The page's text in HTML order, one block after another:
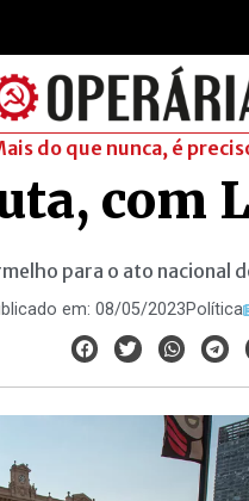
do que nunca, é
com
para o ato nacional
em: 08/05/2023Política